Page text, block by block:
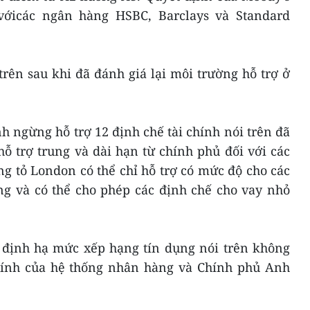
ngân hàng HSBC, Barclays và Standard
sau khi đã đánh giá lại môi trường hỗ trợ ở
ngừng hỗ trợ 12 định chế tài chính nói trên đã
trợ trung và dài hạn từ chính phủ đối với các
tỏ London có thể chỉ hỗ trợ có mức độ cho các
và có thể cho phép các định chế cho vay nhỏ
hạ mức xếp hạng tín dụng nói trên không
của hệ thống nhân hàng và Chính phủ Anh